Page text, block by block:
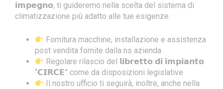
𝗶𝗺𝗽𝗲𝗴𝗻𝗼, ti guideremo nella scelta del sistema di
climatizzazione più adatto alle tue esigenze.
Fornitura macchine, installazione e assistenza
post vendita fornite dalla ns azienda
Regolare rilascio del 𝗹𝗶𝗯𝗿𝗲𝘁𝘁𝗼 𝗱𝗶 𝗶𝗺𝗽𝗶𝗮𝗻𝘁𝗼
“𝗖𝗜𝗥𝗖𝗘” come da disposizioni legislative
Il nostro ufficio ti seguirà, inoltre, anche nella